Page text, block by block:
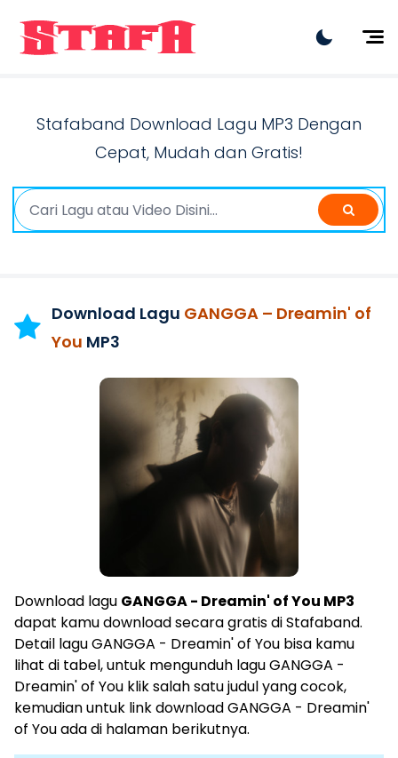
Artist
Lagu Viral
Lagu Hits
Rilis Terbaru
Dangdut
Stafaband Download Lagu MP3 Dengan
Cepat, Mudah dan Gratis!
Download Lagu GANGGA – Dreamin' of
You MP3
Download lagu GANGGA - Dreamin' of You MP3
dapat kamu download secara gratis di Stafaband.
Detail lagu GANGGA - Dreamin' of You bisa kamu
lihat di tabel, untuk mengunduh lagu GANGGA -
Dreamin' of You klik salah satu judul yang cocok,
kemudian untuk link download GANGGA - Dreamin'
of You ada di halaman berikutnya.